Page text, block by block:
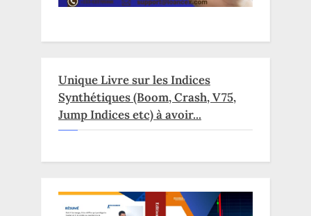
Unique Livre sur les Indices
Synthétiques (Boom, Crash, V75,
Jump Indices etc) à avoir...